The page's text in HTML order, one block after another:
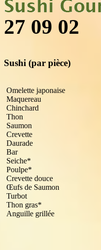
27 09 02
Sushi (par pièce)
Omelette japonaise
Maquereau
Chinchard
Thon
Saumon
Crevette
Daurade
Bar
Seiche*
Poulpe*
Crevette douce
Œufs de Saumon
Turbot
Thon gras*
Anguille grillée